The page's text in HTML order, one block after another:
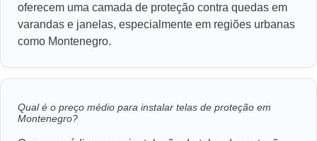
oferecem uma camada de proteção contra quedas em
varandas e janelas, especialmente em regiões urbanas
como Montenegro.
Qual é o preço médio para instalar telas de proteção em
Montenegro?